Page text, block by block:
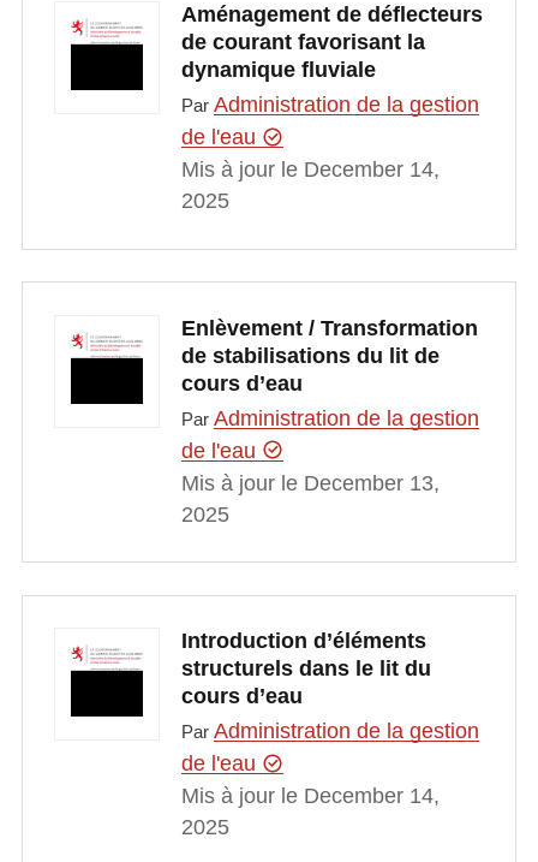
Aménagement de déflecteurs
de courant favorisant la
dynamique fluviale
Par Administration de la gestion
de l'eau
Mis à jour le December 14,
2025
Enlèvement / Transformation
de stabilisations du lit de
cours d’eau
Par Administration de la gestion
de l'eau
Mis à jour le December 13,
2025
Introduction d’éléments
structurels dans le lit du
cours d’eau
Par Administration de la gestion
de l'eau
Mis à jour le December 14,
2025